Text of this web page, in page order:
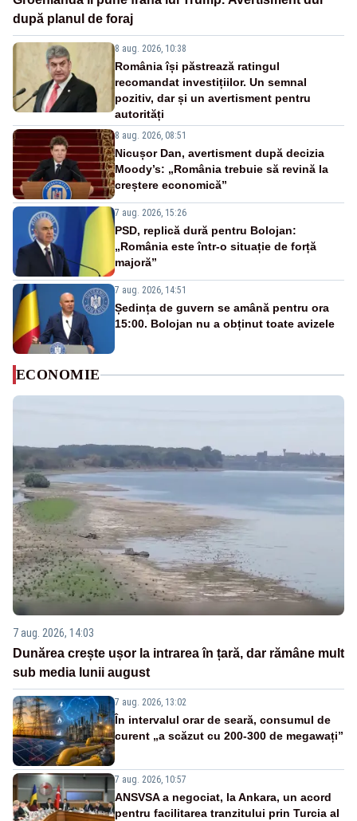
după planul de foraj
8 aug. 2026, 10:38
România își păstrează ratingul
recomandat investițiilor. Un semnal
pozitiv, dar și un avertisment pentru
autorități
8 aug. 2026, 08:51
Nicușor Dan, avertisment după decizia
Moody’s: „România trebuie să revină la
creștere economică”
7 aug. 2026, 15:26
PSD, replică dură pentru Bolojan:
„România este într-o situație de forță
majoră”
7 aug. 2026, 14:51
Ședința de guvern se amână pentru ora
15:00. Bolojan nu a obținut toate avizele
ECONOMIE
7 aug. 2026, 14:03
Dunărea crește ușor la intrarea în țară, dar rămâne mult
sub media lunii august
7 aug. 2026, 13:02
În intervalul orar de seară, consumul de
curent „a scăzut cu 200-300 de megawați”
7 aug. 2026, 10:57
ANSVSA a negociat, la Ankara, un acord
pentru facilitarea tranzitului prin Turcia al